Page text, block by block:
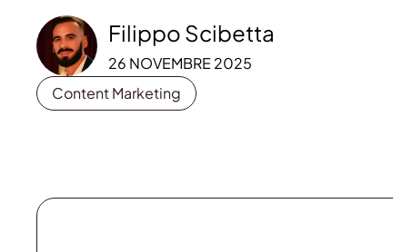
Filippo Scibetta
26 NOVEMBRE 2025
Content Marketing